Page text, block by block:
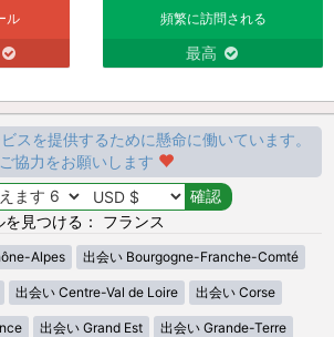
ル 頻繁に訪問される
最高
スを提供するために懸命に働いています。
ご協力をお願いします
見つける： フランス
Alpes 出会い Bourgogne-Franche-Comté
出会い Centre-Val de Loire 出会い Corse
出会い Grand Est 出会い Grande-Terre